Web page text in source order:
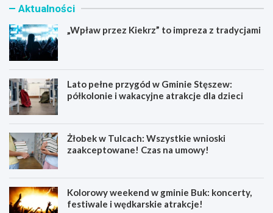
Aktualności
„Wpław przez Kiekrz” to impreza z tradycjami
Lato pełne przygód w Gminie Stęszew:
półkolonie i wakacyjne atrakcje dla dzieci
Żłobek w Tulcach: Wszystkie wnioski
zaakceptowane! Czas na umowy!
Kolorowy weekend w gminie Buk: koncerty,
festiwale i wędkarskie atrakcje!